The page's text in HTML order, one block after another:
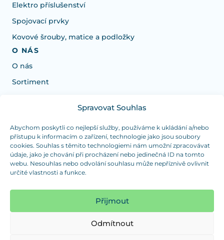
Spravovat Souhlas
Abychom poskytli co nejlepší služby, používáme k ukládání a/nebo
přístupu k informacím o zařízení, technologie jako jsou soubory
cookies. Souhlas s těmito technologiemi nám umožní zpracovávat
údaje, jako je chování při procházení nebo jedinečná ID na tomto
webu. Nesouhlas nebo odvolání souhlasu může nepříznivě ovlivnit
určité vlastnosti a funkce.
Přijmout
Odmítnout
Elektro příslušenství
Spojovací prvky
Kovové šrouby, matice a podložky
O NÁS
O nás
Sortiment
Potřebujete poradit s výběrem?
Jsme tu pro vás Pondělí-Čtvrtek od: 7:30 - 15:30 hodin
a Pátek od 7:30 - 14:30 hodin
info@dualpraha.cz +420 725 802 767
(platba pouze v hotovosti)
Jsme tu pro vás Pondělí-Čtvrtek od: 7:30 - 15:30 hodin
a Pátek od 7:30 - 14:30 hodin